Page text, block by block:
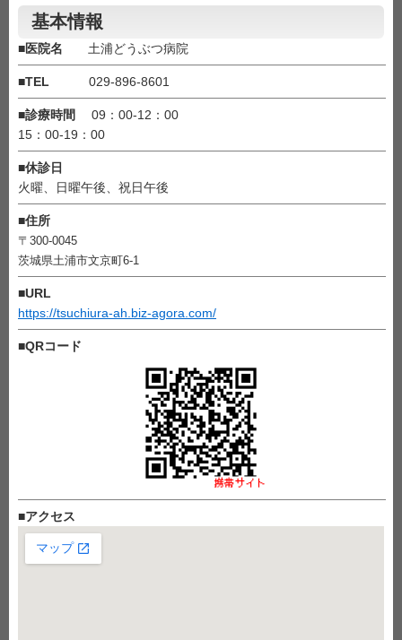
基本情報
■医院名 土浦どうぶつ病院
■TEL 029-896-8601
■診療時間
09：00-12：00
15：00-19：00
■休診日
火曜、日曜午後、祝日午後
■住所
〒300-0045
茨城県土浦市文京町6-1
■URL
https://tsuchiura-ah.biz-agora.com/
■QRコード
■アクセス